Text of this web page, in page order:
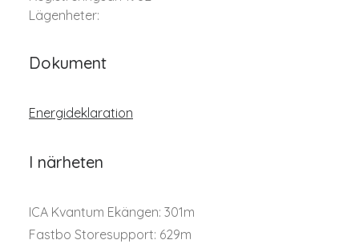
Lägenheter:
Dokument
Energideklaration
I närheten
ICA Kvantum Ekängen: 301m
Fastbo Storesupport: 629m